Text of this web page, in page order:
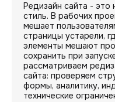
Редизайн сайта - это
стиль. В рабочих
мешает
страницы устарели,
элементы мешают
сохранить при
рассматриваем
сайта: проверяем
формы, аналитику,
технические